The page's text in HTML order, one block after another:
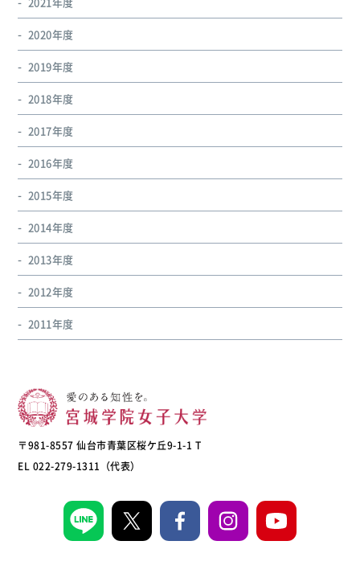
2020年度
2019年度
2018年度
2017年度
2016年度
2015年度
2014年度
2013年度
2012年度
2011年度
〒981-8557 仙台市青葉区桜ケ丘9-1-1 T
EL 022-279-1311（代表）